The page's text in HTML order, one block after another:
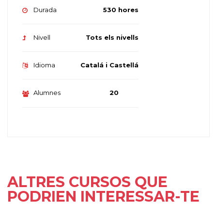
Durada 530 hores
Nivell Tots els nivells
Idioma Catalá i Castellá
Alumnes 20
ALTRES CURSOS QUE
PODRIEN INTERESSAR-TE